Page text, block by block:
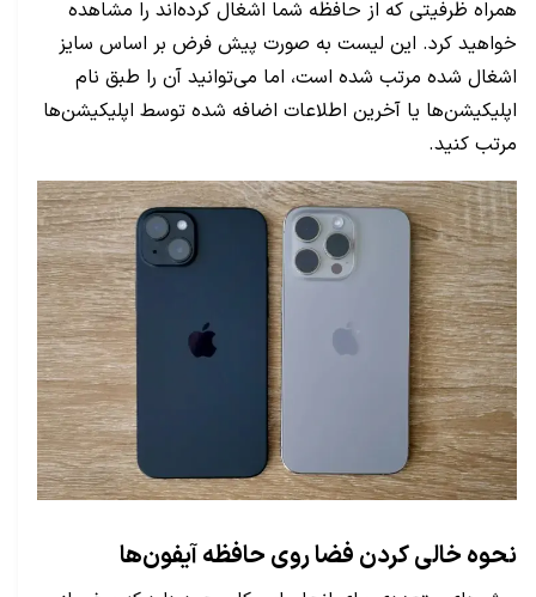
همراه ظرفیتی که از حافظه شما اشغال کرده‌اند را مشاهده
خواهید کرد. این لیست به صورت پیش فرض بر اساس سایز
اشغال شده مرتب شده است، اما می‌توانید آن را طبق نام
اپلیکیشن‌ها یا آخرین اطلاعات اضافه شده توسط اپلیکیشن‌ها
مرتب کنید.
نحوه خالی کردن فضا روی حافظه آیفون‌ها